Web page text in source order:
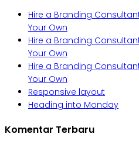
Hire a Branding
Your Own
Hire a Branding
Your Own
Hire a Branding
Your Own
Responsive layout
Heading into Monday
Komentar Terbaru